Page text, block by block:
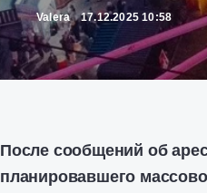
Valera 17.12.2025 10:58
После сообщений об
планировавшего